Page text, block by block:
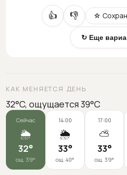
👍 👎 ☆
↻ Еще
КАК МЕНЯЕТСЯ ДЕНЬ
32°C, ощущается 39°C
Сейчас
🌦️
32°
ощ. 39°
14:00
🌦️
33°
ощ. 40°
17:00
⛅
33°
ощ. 39°